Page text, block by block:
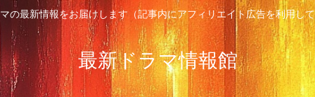
の最新情報をお届けします（記事内にアフィリエイト広告を利用し
最新ドラマ情報館